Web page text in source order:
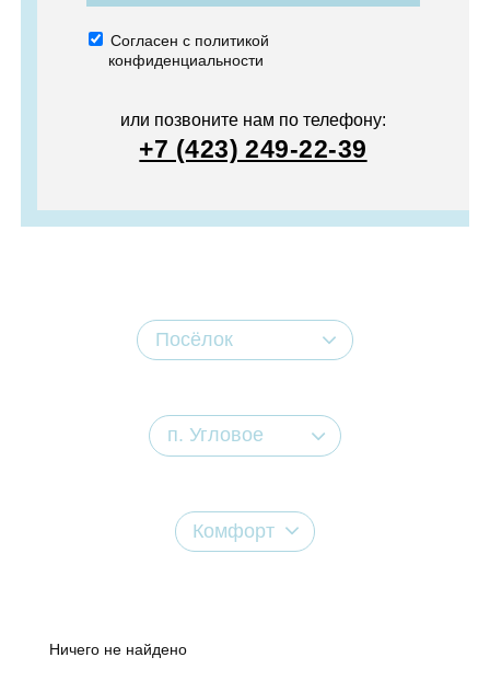
Согласен с политикой
конфиденциальности
или позвоните нам по телефону:
+7 (423) 249-22-39
Посёлок
п. Угловое
Комфорт
Ничего не найдено